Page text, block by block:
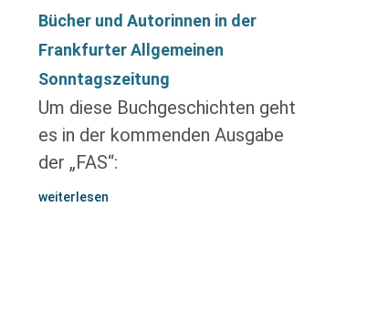
Bücher und Autorinnen in der
Frankfurter Allgemeinen
Sonntagszeitung
Um diese Buchgeschichten geht
es in der kommenden Ausgabe
der „FAS“:
weiterlesen